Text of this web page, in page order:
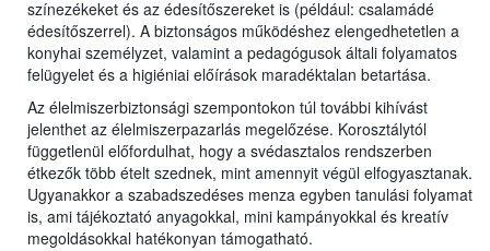
színezékeket és az édesítőszereket is (például: csalamádé
édesítőszerrel). A biztonságos működéshez elengedhetetlen a
konyhai személyzet, valamint a pedagógusok általi folyamatos
felügyelet és a higiéniai előírások maradéktalan betartása.
Az élelmiszerbiztonsági szempontokon túl további kihívást
jelenthet az élelmiszerpazarlás megelőzése. Korosztálytól
függetlenül előfordulhat, hogy a svédasztalos rendszerben
étkezők több ételt szednek, mint amennyit végül elfogyasztanak.
Ugyanakkor a szabadszedéses menza egyben tanulási folyamat
is, ami tájékoztató anyagokkal, mini kampányokkal és kreatív
megoldásokkal hatékonyan támogatható.